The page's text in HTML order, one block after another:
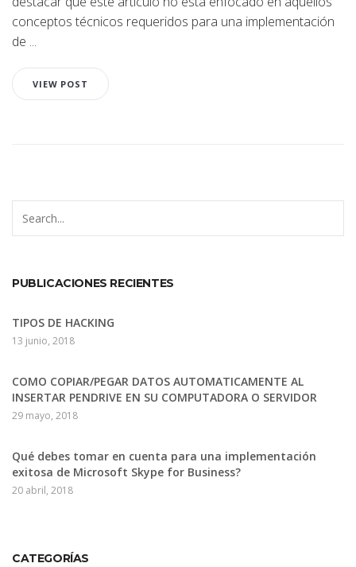
conceptos técnicos requeridos para una implementación
de ...
VIEW POST
PUBLICACIONES RECIENTES
TIPOS DE HACKING
13 junio, 2018
COMO COPIAR/PEGAR DATOS AUTOMATICAMENTE AL
INSERTAR PENDRIVE EN SU COMPUTADORA O SERVIDOR
29 mayo, 2018
Qué debes tomar en cuenta para una implementación
exitosa de Microsoft Skype for Business?
20 abril, 2018
CATEGORÍAS